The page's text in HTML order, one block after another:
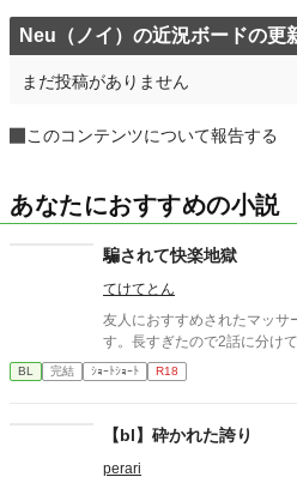
Neu（ノイ）の近況ボードの更
まだ投稿がありません
このコンテンツについて報告する
あなたにおすすめの小説
騙されて快楽地獄
てけてとん
友人におすすめされたマッサ
す。長すぎたので2話に分けて
BL 完結 ｼｮｰﾄｼｮｰﾄ R18
【bl】砕かれた誇り
perari